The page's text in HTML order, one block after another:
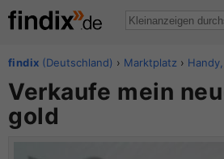
findix (Deutschland) › Marktplatz ›
Verkaufe mein
gold